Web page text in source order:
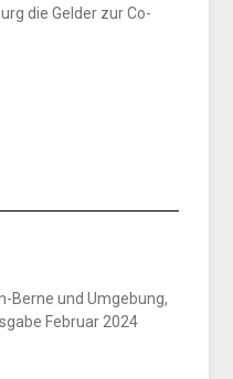
die Gelder zur Co-
Berne und Umgebung,
Februar 2024